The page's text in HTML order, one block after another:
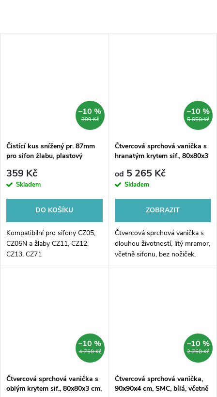
399 Kč
–10 %
Čistící kus snížený pr. 87mm
pro sifon žlabu, plastový
359 Kč
Skladem
DO KOŠÍKU
Kompatibilní pro sifony CZ05,
CZ05N a žlaby CZ11, CZ12,
CZ13, CZ71
5 850 Kč
–10 %
Čtvercová sprchová vanička s
hranatým krytem sif., 80x80x3
mramor
od 5 265 Kč
Skladem
ZOBRAZIT
Čtvercová sprchová vanička s
dlouhou životností, litý mramor,
včetně sifonu, bez nožiček,
gelcoat
4 750 Kč
–10 %
Čtvercová sprchová vanička s
oblým krytem sif., 80x80x3 cm,
2 750 Kč
–10 %
Čtvercová sprchová vanička,
90x90x4 cm, SMC, bílá, včetně